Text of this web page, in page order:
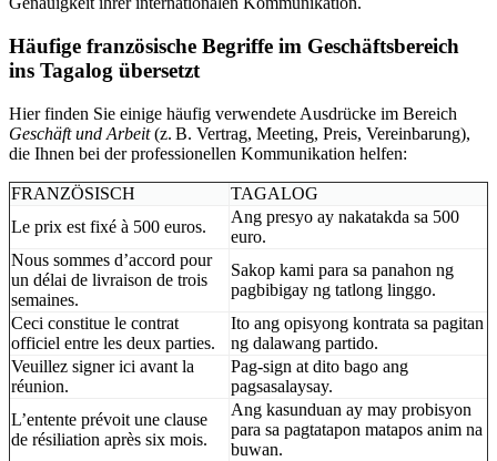
Häufige französische Begriffe im Geschäftsbereich
ins Tagalog übersetzt
Hier finden Sie einige häufig verwendete Ausdrücke im Bereich
Geschäft und Arbeit(z. B. Vertrag, Meeting, Preis, Vereinbarung),
die Ihnen bei der professionellen Kommunikation helfen:
FRANZÖSISCH
TAGALOG
Le prix est fixé à 500 euros.
Ang presyo ay nakatakda sa 500
euro.
Nous sommes d’accord pour
un délai de livraison de trois
semaines.
Sakop kami para sa panahon ng
pagbibigay ng tatlong linggo.
Ceci constitue le contrat
officiel entre les deux parties.
Ito ang opisyong kontrata sa pagitan
ng dalawang partido.
Veuillez signer ici avant la
réunion.
Pag-sign at dito bago ang
pagsasalaysay.
L’entente prévoit une clause
de résiliation après six mois.
Ang kasunduan ay may probisyon
para sa pagtatapon matapos anim na
buwan.